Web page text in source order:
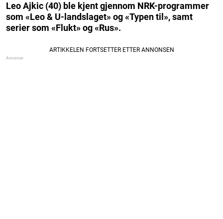
Leo Ajkic (40) ble kjent gjennom NRK-programmer
som «Leo & U-landslaget» og «Typen til», samt
serier som «Flukt» og «Rus».